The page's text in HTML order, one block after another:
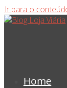
Ir para o
Home